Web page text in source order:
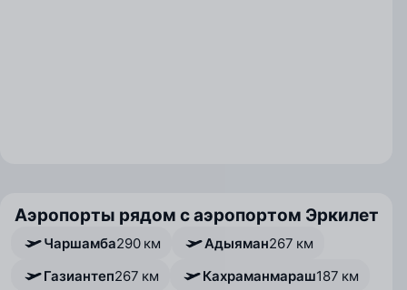
Аэропорты рядом с аэропортом Эркилет
Чаршамба290 км Адыяман267 км
Газиантеп267 км Кахраманмараш187 км